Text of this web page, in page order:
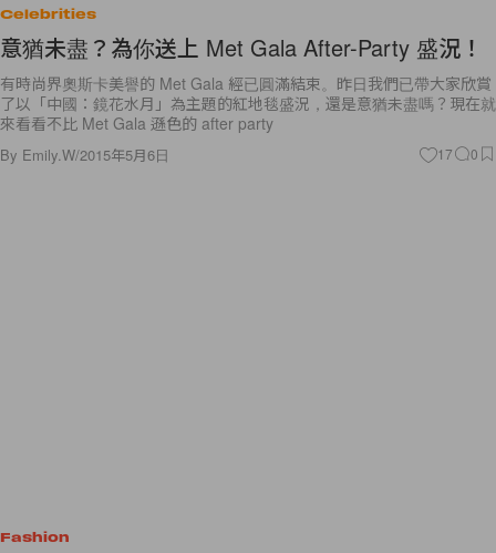
Celebrities
意猶未盡？為你送上 Met Gala After-Party 盛況！
有時尚界奧斯卡美譽的 Met Gala 經已圓滿結束。昨日我們已帶大家欣賞
了以「中國：鏡花水月」為主題的紅地毯盛況，還是意猶未盡嗎？現在就
來看看不比 Met Gala 遜色的 after party
By Emily.W/2015年5月6日 17 0
Fashion